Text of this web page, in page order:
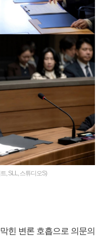
, SLL, 스튜디오S)
힌 변론 호흡으로 의문의